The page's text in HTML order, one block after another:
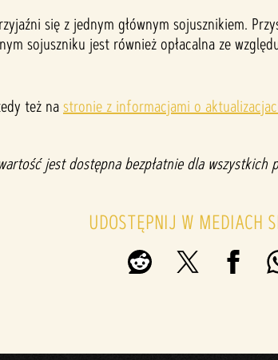
się z jednym głównym sojusznikiem.
sojuszniku jest również opłacalna ze
też nastronie z informacjami o
jest dostępna bezpłatnie dla
UDOSTĘPNIJ W MEDIACH